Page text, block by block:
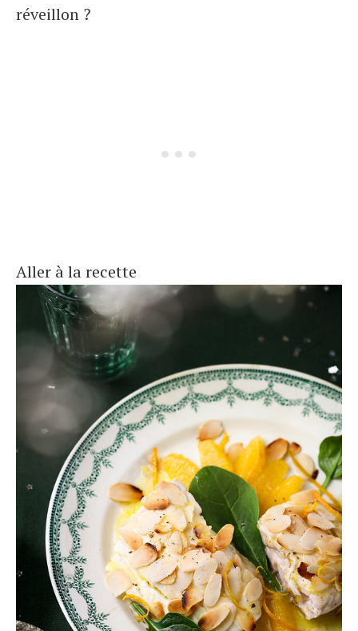
réveillon ?
Aller à la recette